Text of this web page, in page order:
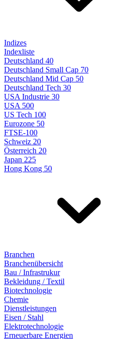
Indizes
Indexliste
Deutschland 40
Deutschland Small Cap 70
Deutschland Mid Cap 50
Deutschland Tech 30
USA Industrie 30
USA 500
US Tech 100
Eurozone 50
FTSE-100
Schweiz 20
Österreich 20
Japan 225
Hong Kong 50
Branchen
Branchenübersicht
Bau / Infrastrukur
Bekleidung / Textil
Biotechnologie
Chemie
Dienstleistungen
Eisen / Stahl
Elektrotechnologie
Erneuerbare Energien